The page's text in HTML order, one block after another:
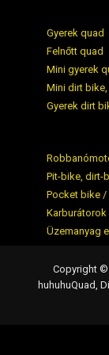
Gyerek quad
Felnőtt quad
Mini gyerek
Mini dirt
Gyerek dirt
Pit-bike, dirt-
Pocket bike /
Üzemanyag
Copyright ©
huhuhuQuad,